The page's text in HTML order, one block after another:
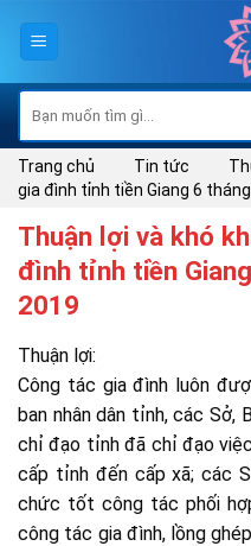
kiếm:
Trang chủ Tin tức
gia đình tỉnh tiền Giang 6
Thuận lợi và khó
đình tỉnh tiền
2019
Thuận lợi:
Công tác gia đình luôn
ban nhân dân tỉnh, các Sở,
chỉ đạo tỉnh đã chỉ đạo
cấp tỉnh đến cấp xã; các
chức tốt công tác phối
công tác gia đình, lồng